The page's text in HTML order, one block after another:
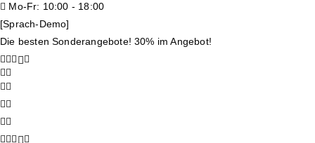
Mo-Fr: 10:00 - 18:00
[Sprach-Demo]
Die besten Sonderangebote! 30% im Angebot!